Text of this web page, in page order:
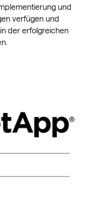
und
verfügen und
der erfolgreichen